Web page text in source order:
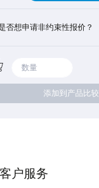
否想申请非约束性报价？
添加到产品比较
户服务